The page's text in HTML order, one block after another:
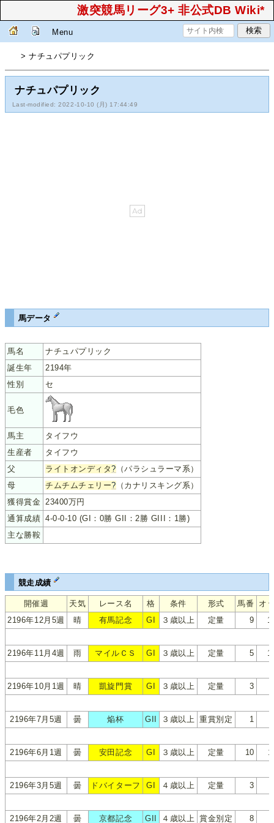
激突競馬リーグ3+ 非公式DB Wiki*
Menu
> ナチュパプリック
ナチュパプリック
Last-modified: 2022-10-10 (月) 17:44:49
馬データ
馬名
ナチュパプリック
誕生年
2194年
性別
セ
毛色
馬主
タイフウ
生産者
タイフウ
父
ライトオンディタ? （パラシュラーマ系）
母
チムチムチェリー? （カナリスキング系）
獲得賞金 23400万円
通算成績 4-0-0-10 (GI：0勝 GII：2勝 GIII：1勝)
主な勝鞍
競走成績
開催週 天気 レース名 格 条件 形式 馬番
オ
2196年12月5週
晴 有馬記念 GI ３歳以上 定量 9
2196年11月4週 雨 マイルＣＳ GI ３歳以上 定量 5
2196年10月1週 晴 凱旋門賞 GI ３歳以上 定量 3
2196年7月5週 曇 焔杯 GII ３歳以上 重賞別定 1
2196年6月1週 曇 安田記念 GI ３歳以上 定量 10
2196年3月5週 曇 ドバイターフ GI ４歳以上 定量 3
2196年2月2週 曇 京都記念 GII ４歳以上 賞金別定 8